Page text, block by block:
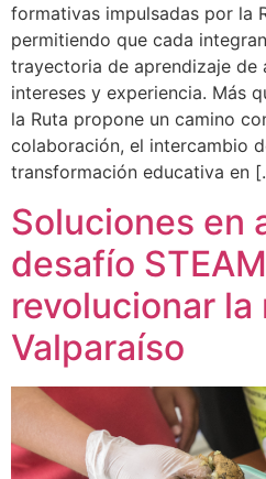
formativas impulsadas por la
permitiendo que cada
trayectoria de aprendizaje de
intereses y experiencia. Más
la Ruta propone un camino
colaboración, el intercambio
transformación educativa en
Soluciones en
desafío
revolucionar la
Valparaíso